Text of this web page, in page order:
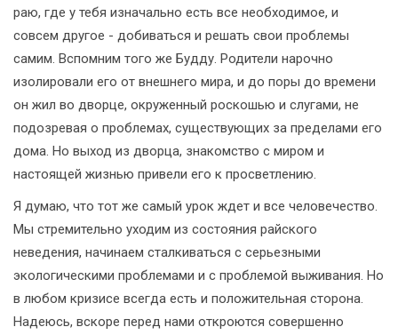
раю, где у тебя изначально есть все необходимое, и
совсем другое - добиваться и решать свои проблемы
самим. Вспомним того же Будду. Родители нарочно
изолировали его от внешнего мира, и до поры до времени
он жил во дворце, окруженный роскошью и слугами, не
подозревая о проблемах, существующих за пределами его
дома. Но выход из дворца, знакомство с миром и
настоящей жизнью привели его к просветлению.
Я думаю, что тот же самый урок ждет и все человечество.
Мы стремительно уходим из состояния райского
неведения, начинаем сталкиваться с серьезными
экологическими проблемами и с проблемой выживания. Но
в любом кризисе всегда есть и положительная сторона.
Надеюсь, вскоре перед нами откроются совершенно